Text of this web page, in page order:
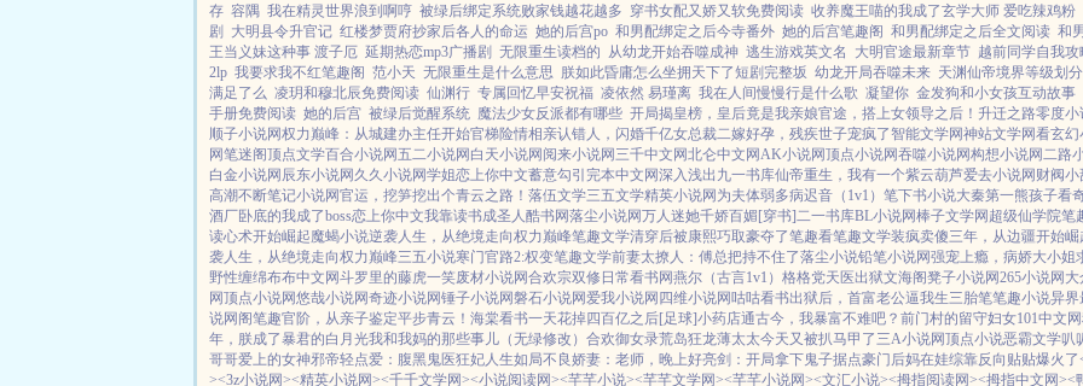
存 容隅 我在精灵世界浪到啊哼 被绿后绑定系统败家钱越花越多 穿书女配又娇又软免费阅读 收养魔王喵的我成了玄学大师 爱吃辣鸡粉
剧
大明县令升官记 红楼梦贾府抄家后各人的命运 她的后宫po 和男配绑定之后今寺番外 她的后宫笔趣阁 和男配绑定之后全文阅读 和
王当义妹这种事 渡子厄 延期热恋mp3广播剧 无限重生读档的 从幼龙开始吞噬成神 逃生游戏英文名 大明官途最新章节 越前同学自我
2lp 我要求我不红笔趣阁 范小天 无限重生是什么意思 朕如此昏庸怎么坐拥天下了短剧完整坂 幼龙开局吞噬未来 天渊仙帝境界等级划分
满足了么 凌玥和穆北辰免费阅读 仙渊行 专属回忆早安祝福 凌依然 易瑾离 我在人间慢慢行是什么歌 凝望你 金发狗和小女孩互动故事
手册免费阅读 她的后宫 被绿后觉醒系统 魔法少女反派都有哪些 开局揭皇榜，皇后竟是我亲娘官途，搭上女领导之后！ 升迁之路零度小
顺子小说网权力巅峰：从城建办主任开始官梯险情相亲认错人，闪婚千亿女总裁二嫁好孕，残疾世子宠疯了智能文学网神站文学网看玄幻
网笔迷阁顶点文学百合小说网五二小说网 白天小说网 阅来小说网 三千中文网北仑中文网AK小说网顶点小说网吞噬小说网构想小说网二路
白金小说网 辰东小说网 久久小说网学姐恋上你中文蓄意勾引 完本中文网深入浅出 九一书库仙帝重生，我有一个紫云葫芦爱去小说网 财阀
高潮不断笔记小说网官运，挖笋挖出个青云之路！ 落伍文学三五文学精英小说网 为夫体弱多病迟音（1v1） 笔下书小说大秦第一熊孩子看
酒厂卧底的我成了boss恋上你中文我靠读书成圣人酷书网落尘小说网万人迷她千娇百媚[穿书]二一书库BL小说网棒子文学网 超级仙学院笔
读心术开始崛起魔蝎小说逆袭人生，从绝境走向权力巅峰笔趣文学清穿后被康熙巧取豪夺了笔趣看笔趣文学装疯卖傻三年，从边疆开始崛
袭人生，从绝境走向权力巅峰三五小说寒门官路2:权变笔趣文学前妻太撩人：傅总把持不住了落尘小说铅笔小说网强宠上瘾，病娇大小姐
野性缠绵布布中文网斗罗里的藤虎一笑废材小说网合欢宗双修日常看书网燕尔（古言1v1） 格格党天医出狱文海阁凳子小说网265小说网 大
网顶点小说网悠哉小说网奇迹小说网锤子小说网磐石小说网爱我小说网 四维小说网咕咕看书出狱后，首富老公逼我生三胎笔笔趣小说异界
说网 阁笔趣官阶，从亲子鉴定平步青云！ 海棠看书一天花掉四百亿之后[足球]小药店通古今，我暴富不难吧？ 前门村的留守妇女101中文网
年，朕成了暴君的白月光我和我妈的那些事儿（无绿修改） 合欢御女录荒岛狂龙薄太太今天又被扒马甲了 三A小说网顶点小说恶霸文学叭
哥哥爱上的女神邪帝轻点爱：腹黑鬼医狂妃人生如局不良娇妻：老师，晚上好亮剑：开局拿下鬼子据点豪门后妈在娃综靠反向贴贴爆火了
><3z小说网><精英小说网><千千文学网><小说阅读网><芊芊小说><芊芊文学网><芊芊小说网><文汇小说><拇指阅读网><拇指中文网><